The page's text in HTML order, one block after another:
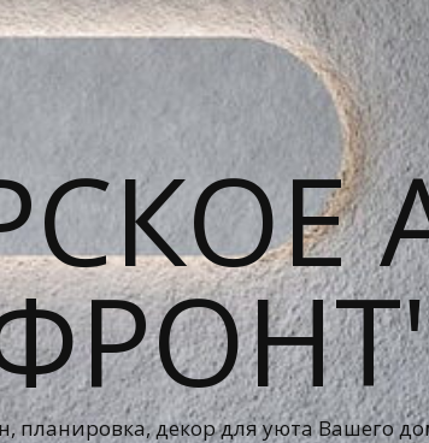
планировка, декор для уюта Вашего